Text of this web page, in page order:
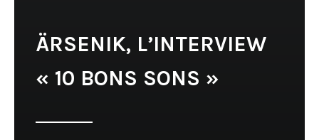
ÄRSENIK, L’INTERVIEW
« 10 BONS SONS »